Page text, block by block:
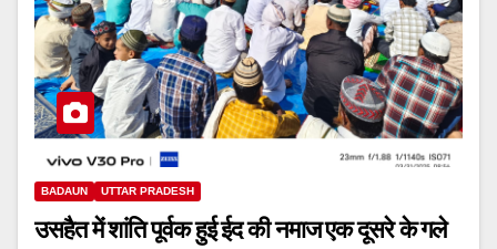
BADAUN UTTAR PRADESH
उसहैत में शांति पूर्वक हुई ईद की नमाज एक दूसरे के गले